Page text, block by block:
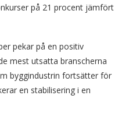
på 21 procent jämfört
pekar på en positiv
mest utsatta branscherna
byggindustrin fortsätter för
en stabilisering i en